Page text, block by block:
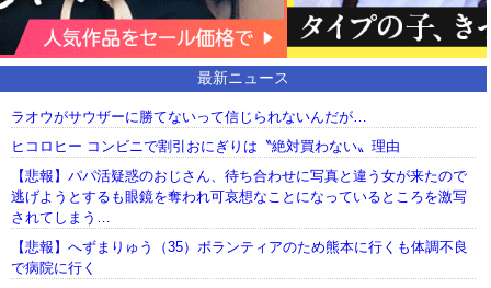
最新ニュース
ラオウがサウザーに勝てないって信じられないんだが…
ヒコロヒー コンビニで割引おにぎりは〝絶対買わない〟理由
【悲報】パパ活疑惑のおじさん、待ち合わせに写真と違う女が来たので
逃げようとするも眼鏡を奪われ可哀想なことになっているところを激写
されてしまう…
【悲報】へずまりゅう（35）ボランティアのため熊本に行くも体調不良
で病院に行く